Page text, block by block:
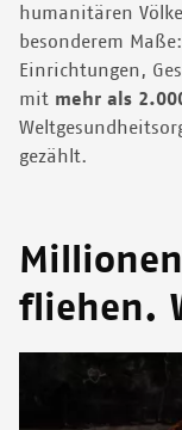
humanitären
besonderem Maße:
Einrichtungen,
mit mehr als
gezählt.
fliehen.